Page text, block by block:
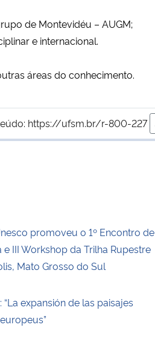
de Montevidéu – AUGM;
e internacional.
áreas do conhecimento.
https://ufsm.br/r-800-227
promoveu o 1º Encontro de
III Workshop da Trilha Rupestre
Mato Grosso do Sul
“La expansión de las paisajes